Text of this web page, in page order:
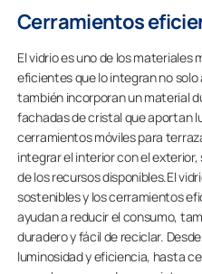
Cerramientos
El vidrio es uno de los
eficientes que lo integran no
también incorporan un material
fachadas de cristal que aportan
cerramientos móviles para
integrar el interior con el
de los recursos disponibles.El
sostenibles y los cerramientos
ayudan a reducir el consumo,
duradero y fácil de reciclar.
luminosidad y eficiencia, hasta